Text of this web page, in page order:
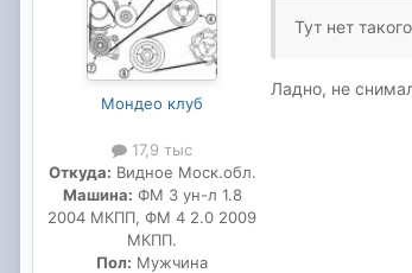
Мондео клуб
17,9 тыс
Откуда: Видное Моск.обл.
Машина: ФМ 3 ун-л 1.8
2004 МКПП, ФМ 4 2.0 2009
МКПП.
Пол: Мужчина
Тут нет
Ладно, не